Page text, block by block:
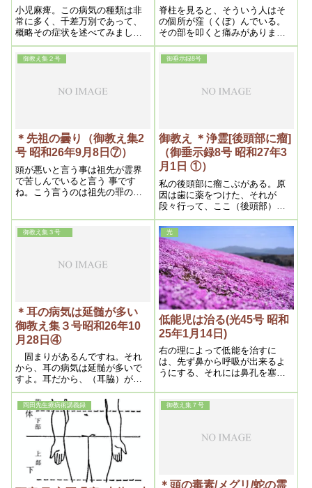
小児麻痺。この病気の種類は非
常に多く、千差万別であって、
概略その症状を述べてみましょ
う。そうして大体、先天的と後
天的に分ける事が出来ます。
録』上巻（五）昭和
11(1936)年7月
脊柱を見ると、そういう人はそ
の個所が窪（くぼ）んでいる。
その部を叩くと痛みがありま
す。これはそこから絶えず膿が
滲（し）み出て発達しないから
であります。
御教え集２号
＊先祖の曇り（御教え集2
号 昭和26年9月8日⑦）
頭が悪いと言う事は祖先が霊界
で苦しんでいると言う 事です
ね。こう言うのは祖先の罪のメ
御垂示録8号
御教え ＊浄霊[後頭部に瘤]
（御垂示録8号 昭和27年3
月1日 ①）
私の後頭部に瘤こぶがある。原
因は歯に薬をつけた、それが
段々行って、ここ（後頭部）に
固まった。それで、どうも頭の
具合が始終悪い。一昨年から気
がついて浄霊した処が、段々溶
けて来て、今約半分位になりま
した。丸で、骨みたいに固かっ
た
御教え集３号
＊耳の病気は延髄が多い
御教え集３号昭和26年10
月28日④
固まりがあるんですね。それ
から、耳の病気は延髄が多いで
すよ。耳だから、（耳脇）が原
因だろうと思うが、そうでなく
延髄です。延髄をやると、良く
治りますよ。親の薬毒がここに
固まっている
光
低能児は治る(光45号 昭和
25年1月14日)
右の理によって低能を治すに
は、先ず鼻から呼吸が出来るよ
うにする、それには鼻孔を塞ぐ
させる事である、しかし原因が
判ったとしても、毒素を排除す
素排除などは絶対不可能である
可能である
岡田先生療病術講義録 御教え集７号
＊頭の毒素/メグリ/蛇の霊